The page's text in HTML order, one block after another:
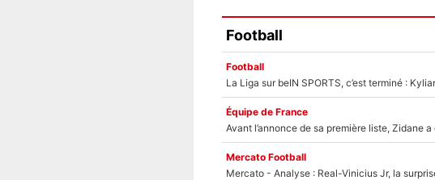
Football
Football
Équipe de France
Mercato Football